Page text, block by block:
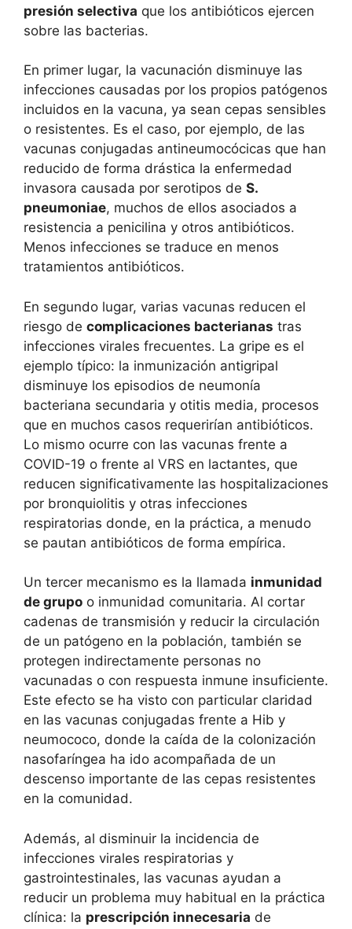
presión selectiva que los antibióticos ejercen
sobre las bacterias.
En primer lugar, la vacunación disminuye las
infecciones causadas por los propios patógenos
incluidos en la vacuna, ya sean cepas sensibles
o resistentes. Es el caso, por ejemplo, de las
vacunas conjugadas antineumocócicas que han
reducido de forma drástica la enfermedad
invasora causada por serotipos de S.
pneumoniae, muchos de ellos asociados a
resistencia a penicilina y otros antibióticos.
Menos infecciones se traduce en menos
tratamientos antibióticos.
En segundo lugar, varias vacunas reducen el
riesgo de complicaciones bacterianas tras
infecciones virales frecuentes. La gripe es el
ejemplo típico: la inmunización antigripal
disminuye los episodios de neumonía
bacteriana secundaria y otitis media, procesos
que en muchos casos requerirían antibióticos.
Lo mismo ocurre con las vacunas frente a
COVID-19 o frente al VRS en lactantes, que
reducen significativamente las hospitalizaciones
por bronquiolitis y otras infecciones
respiratorias donde, en la práctica, a menudo
se pautan antibióticos de forma empírica.
Un tercer mecanismo es la llamada inmunidad
de grupo o inmunidad comunitaria. Al cortar
cadenas de transmisión y reducir la circulación
de un patógeno en la población, también se
protegen indirectamente personas no
vacunadas o con respuesta inmune insuficiente.
Este efecto se ha visto con particular claridad
en las vacunas conjugadas frente a Hib y
neumococo, donde la caída de la colonización
nasofaríngea ha ido acompañada de un
descenso importante de las cepas resistentes
en la comunidad.
Además, al disminuir la incidencia de
infecciones virales respiratorias y
gastrointestinales, las vacunas ayudan a
reducir un problema muy habitual en la práctica
clínica: la prescripción innecesaria de